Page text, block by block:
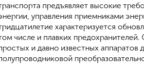
предъявляет высокие
управления приемниками
характеризуется
числе и плавких
и давно известных